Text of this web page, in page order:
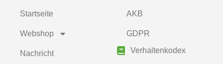
Startseite
Webshop
Nachricht
AKB
GDPR
Verhaltenkodex